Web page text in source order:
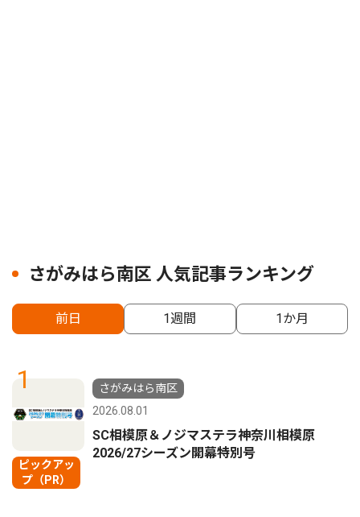
さがみはら南区 人気記事ランキング
前日 1週間 1か月
1
ピックアッ
プ（PR）
さがみはら南区
2026.08.01
SC相模原＆ノジマステラ神奈川相模原
2026/27シーズン開幕特別号